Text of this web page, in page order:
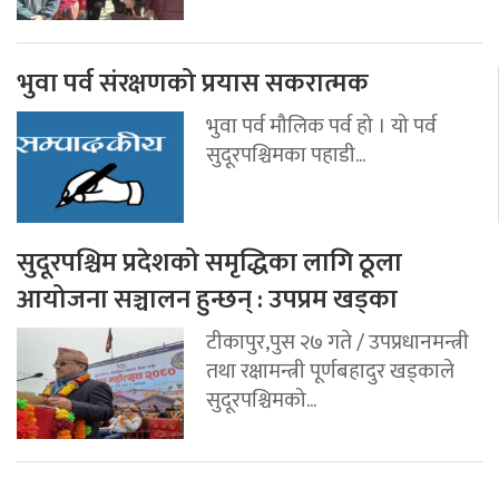
भुवा पर्व संरक्षणको प्रयास सकरात्मक
भुवा पर्व मौलिक पर्व हो । यो पर्व
सुदूरपश्चिमका पहाडी...
सुदूरपश्चिम प्रदेशको समृद्धिका लागि ठूला
आयोजना सञ्चालन हुन्छन् : उपप्रम खड्का
टीकापुर,पुस २७ गते / उपप्रधानमन्त्री
तथा रक्षामन्त्री पूर्णबहादुर खड्काले
सुदूरपश्चिमको...